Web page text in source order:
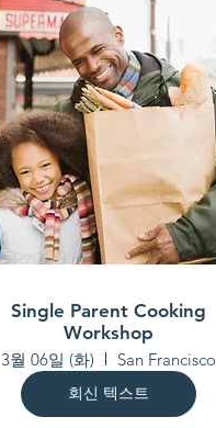
Single Parent Cooking
Workshop
3월 06일 (화) San Francisco
회신 텍스트